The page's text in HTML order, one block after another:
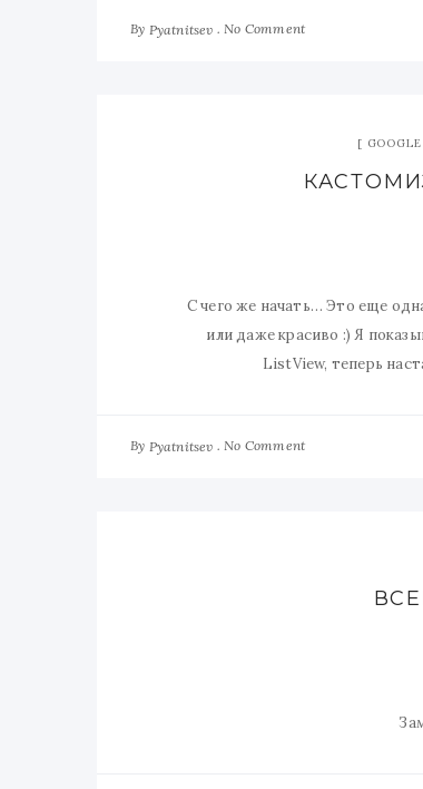
By Pyatnitsev No Comment
С чего же начать… Это еще
или даже красиво :) Я
ListView, теперь
By Pyatnitsev No Comment